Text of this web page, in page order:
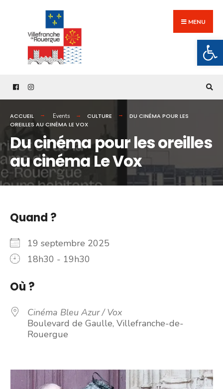
content
MENU
ACCUEIL Events CULTURE
DU CINÉMA POUR LES
OREILLES AU CINÉMA LE VOX
Du cinéma pour les oreilles
au cinéma Le Vox
Quand ?
19 septembre 2025
18h30 - 19h30
Où ?
Cinéma Bleu Azur / Vox
Boulevard de Gaulle, Villefranche-de-
Rouergue